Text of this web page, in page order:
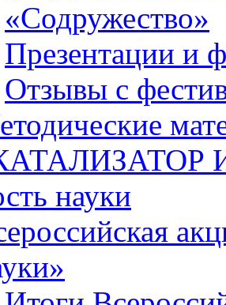
«Содружество»
Презентации и
Отзывы с
науки